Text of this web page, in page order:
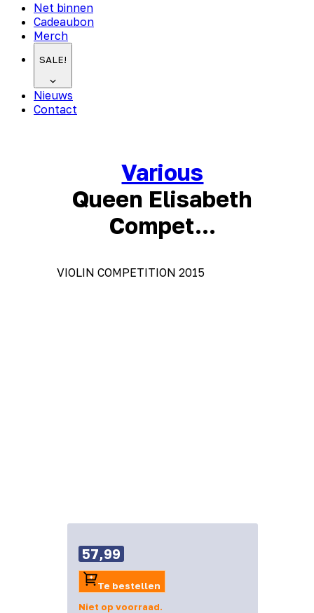
Net binnen
Cadeaubon
Merch
SALE!
Nieuws
Contact
Various
Queen Elisabeth
Compet...
VIOLIN COMPETITION 2015
57,99
Te bestellen
Niet op voorraad.